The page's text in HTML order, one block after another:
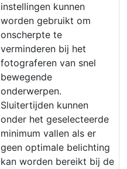
instellingen kunnen
worden gebruikt om
onscherpte te
verminderen bij het
fotograferen van snel
bewegende
onderwerpen.
Sluitertijden kunnen
onder het geselecteerde
minimum vallen als er
geen optimale belichting
kan worden bereikt bij de